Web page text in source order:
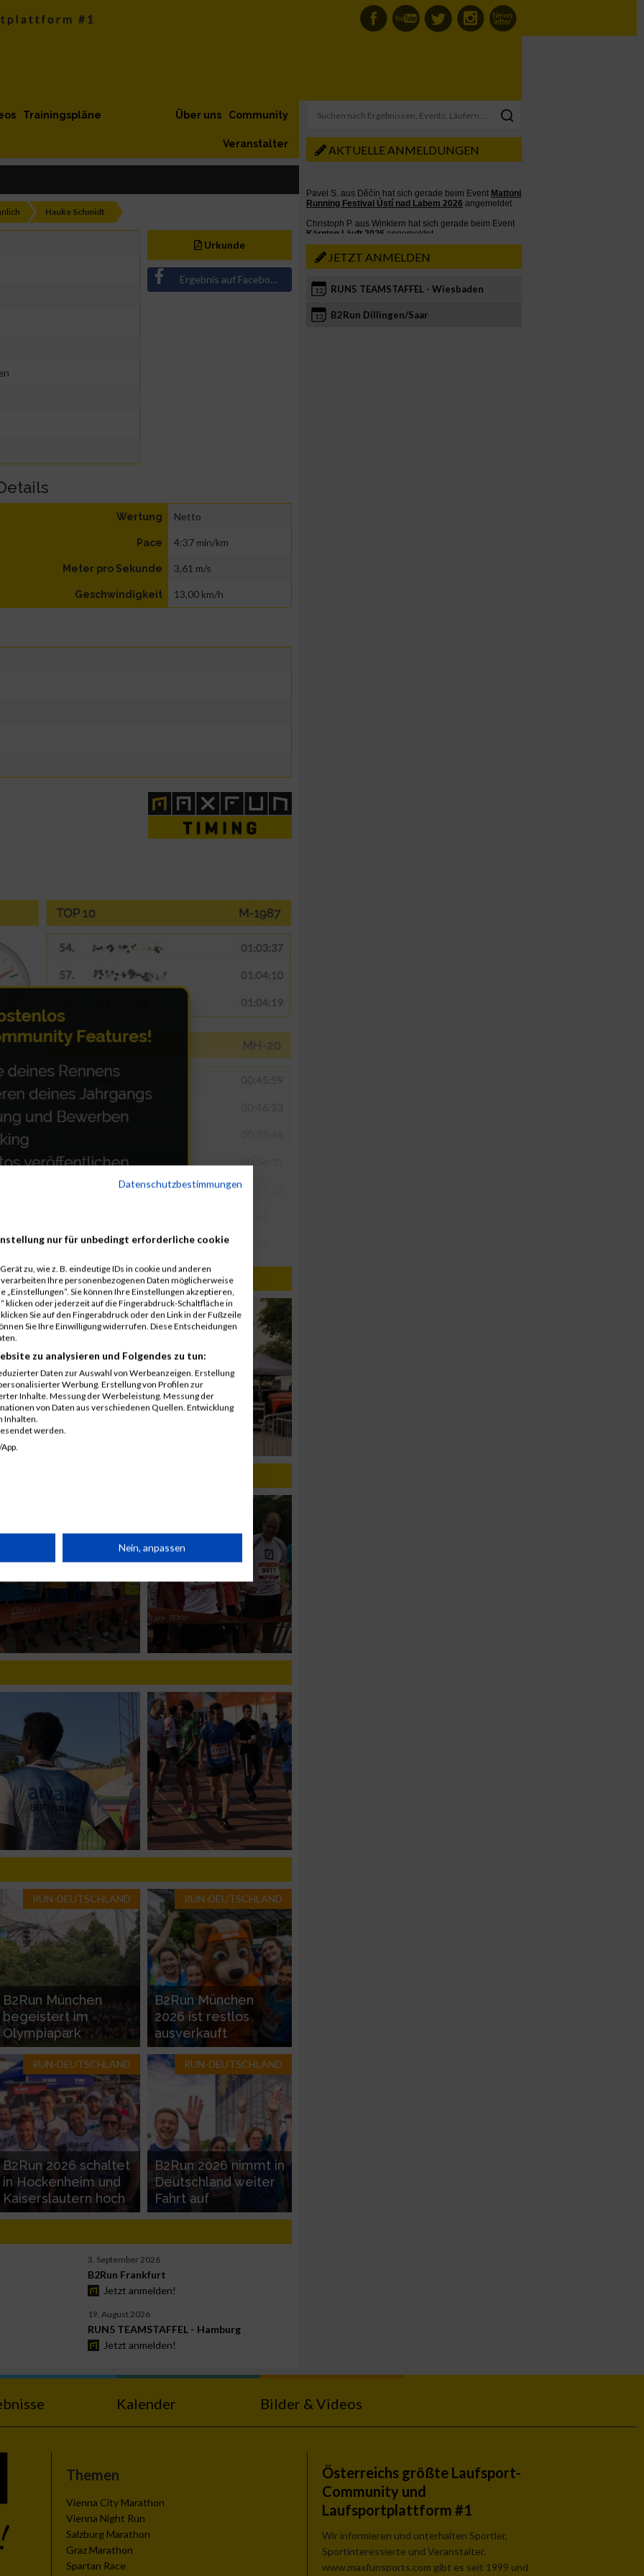
Trainingspläne Community
Über uns
Veranstalter
Hauke Schmidt
Urkunde
Ergebnis auf Facebook teilen
Wertung Netto
Pace 4:37 min/km
Meter pro Sekunde 3,61 m/s
Geschwindigkeit 13,00 km/h
RUN-DEUTSCHLAND
B2Run München
begeistert im
Olympiapark
RUN-DEUTSCHLAND
B2Run München
2026 ist restlos
ausverkauft
RUN-DEUTSCHLAND
B2Run 2026 schaltet
in Hockenheim und
Kaiserslautern hoch
RUN-DEUTSCHLAND
B2Run 2026 nimmt in
Deutschland weiter
Fahrt auf
3. September 2026
B2Run Frankfurt
Jetzt anmelden!
19. August 2026
RUN5 TEAMSTAFFEL - Hamburg
Jetzt anmelden!
AKTUELLE ANMELDUNGEN
JETZT ANMELDEN
12 RUN5 TEAMSTAFFEL - Wiesbaden
13 B2Run Dillingen/Saar
Kalender Bilder & Videos
Themen
Vienna City Marathon
Vienna Night Run
Salzburg Marathon
Graz Marathon
Spartan Race
Österreichs größte Laufsport-
Community und
Laufsportplattform #1
Wir informieren und unterhalten Sportler,
Sportinteressierte und Veranstalter.
www.maxfunsports.com gibt es seit 1999 und
Datenschutzbestimmungen
nur für unbedingt erforderliche cookie
zu, wie z. B. eindeutige IDs in cookie und anderen
Ihre personenbezogenen Daten möglicherweise
Sie können Ihre Einstellungen akzeptieren,
klicken oder jederzeit auf die Fingerabdruck-Schaltfläche in
Sie auf den Fingerabdruck oder den Link in der Fußzeile
Sie Ihre Einwilligung widerrufen. Diese Entscheidungen
zu analysieren und Folgendes zu tun:
Daten zur Auswahl von Werbeanzeigen. Erstellung
Werbung. Erstellung von Profilen zur
Inhalte. Messung der Werbeleistung. Messung der
von Daten aus verschiedenen Quellen. Entwicklung
Inhalten.
werden.
Daten aus
Nein, anpassen